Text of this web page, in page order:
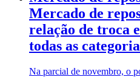
Mercado de
relação de troca
todas as
Na parcial de novembro, o